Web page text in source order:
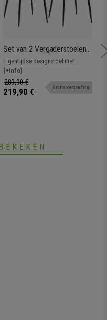
Set van 2 Vergaderstoelen
PORTER, Elegant Design,
Metalen Onderstel in
Walnoothout en Zwart Leder
Eigentijdse designstoel met
houten frame, metalen onderstel
en bekleed met hoogwaardig
synthetisch leder.
[+Info]
289,90 €
219,90 € Gratis verzending
BEKEKEN